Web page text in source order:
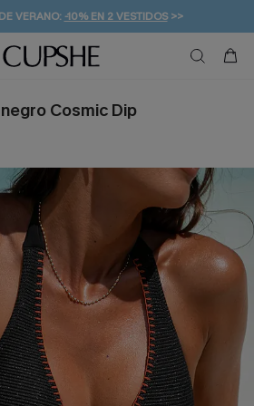
VERANO:-10% EN 2 VESTIDOS>>
& GANAR -10% EXTRA!
A PARTIR DE 49 € >>
Cosmic Dip